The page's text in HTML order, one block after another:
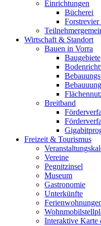
Einrichtungen
Bücherei
Forstrevier
Wirtschaft & Standort
Bauen in Vorra
Baugebiete
Breitband
Freizeit & Tourismus
Vereine
Pegnitzinsel
Museum
Gastronomie
Unterkünfte
Interaktive Karte